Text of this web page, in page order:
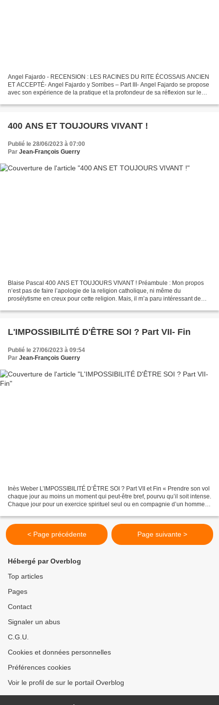
Angel Fajardo - RECENSION : LES RACINES DU RITE ÉCOSSAIS ANCIEN
ET ACCEPTÉ- Angel Fajardo y Sorribes – Part III- Angel Fajardo se propose
avec son expérience de la pratique et la profondeur de sa réflexion sur le
400 ANS ET TOUJOURS VIVANT !
Publié le 28/06/2023 à 07:00
Par Jean-François Guerry
Blaise Pascal 400 ANS ET TOUJOURS VIVANT ! Préambule : Mon propos
n’est pas de faire l’apologie de la religion catholique, ni même du
prosélytisme en creux pour cette religion. Mais, il m’a paru intéressant de
L'IMPOSSIBILITÉ D'ÊTRE SOI ? Part VII- Fin
Publié le 27/06/2023 à 09:54
Par Jean-François Guerry
Inès Weber L’IMPOSSIBILITÉ D’ÊTRE SOI ? Part VII et Fin « Prendre son vol
chaque jour au moins un moment qui peut-être bref, pourvu qu’il soit intense.
Chaque jour pour un exercice spirituel seul ou en compagnie d’un homme
< Page précédente Page suivante >
Hébergé par Overblog
Top articles
Pages
Contact
Signaler un abus
C.G.U.
Cookies et données personnelles
Préférences cookies
Voir le profil de sur le portail Overblog